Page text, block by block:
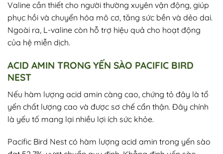
Valine cần thiết cho người thường xuyên vận động, giúp
phục hồi và chuyển hóa mô cơ, tăng sức bền và dẻo dai.
Ngoài ra, L-valine còn hỗ trợ hiệu quả cho hoạt động
của hệ miễn dịch.
ACID AMIN TRONG YẾN SÀO PACIFIC BIRD
NEST
Nếu hàm lượng acid amin càng cao, chứng tỏ đây là tổ
yến chất lượng cao và được sơ chế cẩn thận. Đây chính
là yếu tố mang lại nhiều lợi ích sức khỏe.
Pacific Bird Nest có hàm lượng acid amin trong yến sào